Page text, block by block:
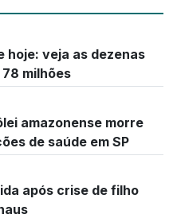
hoje: veja as dezenas
milhões
amazonense morre
de saúde em SP
após crise de filho